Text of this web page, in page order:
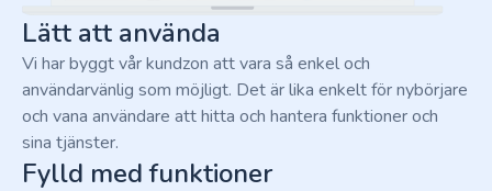
Lätt att använda
Vi har byggt vår kundzon att vara så enkel och
användarvänlig som möjligt. Det är lika enkelt för nybörjare
och vana användare att hitta och hantera funktioner och
sina tjänster.
Fylld med funktioner